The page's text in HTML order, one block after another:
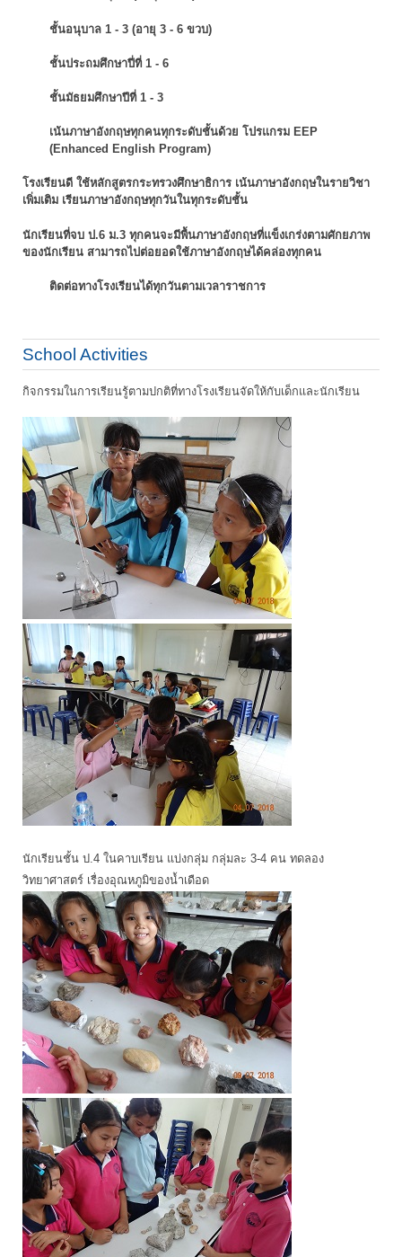
ชั้นอนุบาล 1 - 3 (อายุ 3 - 6 ขวบ)
ชั้นประถมศึกษาปี่ที่ 1 - 6
ชั้นมัธยมศึกษาปีที่ 1 - 3
เน้นภาษาอังกฤษทุกคนทุกระดับชั้นด้วย โปรแกรม EEP
(Enhanced English Program)
โรงเรียนดี ใช้หลักสูตรกระทรวงศึกษาธิการ เน้นภาษาอังกฤษในรายวิชา
เพิ่มเติม เรียนภาษาอังกฤษทุกวันในทุกระดับชั้น
นักเรียนที่จบ ป.6 ม.3 ทุกคนจะมีพื้นภาษาอังกฤษที่แข็งเกร่งตามศักยภาพ
ของนักเรียน สามารถไปต่อยอดใช้ภาษาอังกฤษได้คล่องทุกคน
ติดต่อทางโรงเรียนได้ทุกวันตามเวลาราชการ
School Activities
กิจกรรมในการเรียนรู้ตามปกติที่ทางโรงเรียนจัดให้กับเด็กและนักเรียน
นักเรียนชั้น ป.4 ในคาบเรียน แบ่งกลุ่ม กลุ่มละ 3-4 คน ทดลอง
วิทยาศาสตร์ เรื่องอุณหภูมิของน้ำเดือด